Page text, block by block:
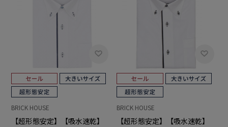
BRICK HOUSE
【超形態安定】【吸水速乾】
BRICK HOUSE
【超形態安定】【吸水速乾】